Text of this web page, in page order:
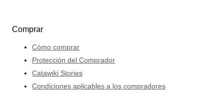
Comprar
Cómo comprar
Protección del Comprador
Catawiki Stories
Condiciones aplicables a los compradores